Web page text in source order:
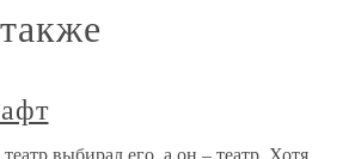
выбирал его, а он – театр. Хотя